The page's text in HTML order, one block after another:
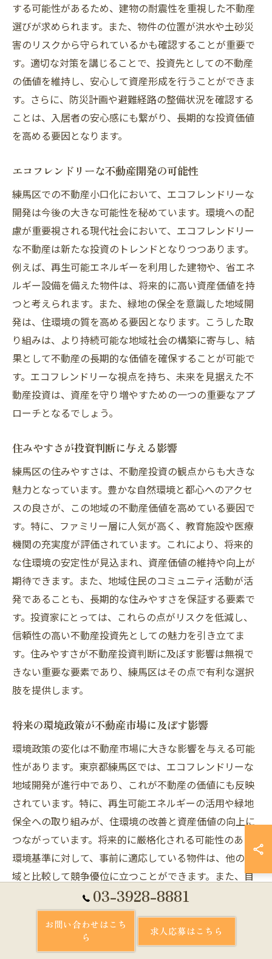
する可能性があるため、建物の耐震性を重視した不動産
選びが求められます。また、物件の位置が洪水や土砂災
害のリスクから守られているかも確認することが重要で
す。適切な対策を講じることで、投資先としての不動産
の価値を維持し、安心して資産形成を行うことができま
す。さらに、防災計画や避難経路の整備状況を確認する
ことは、入居者の安心感にも繋がり、長期的な投資価値
を高める要因となります。
エコフレンドリーな不動産開発の可能性
練馬区での不動産小口化において、エコフレンドリーな
開発は今後の大きな可能性を秘めています。環境への配
慮が重要視される現代社会において、エコフレンドリー
な不動産は新たな投資のトレンドとなりつつあります。
例えば、再生可能エネルギーを利用した建物や、省エネ
ルギー設備を備えた物件は、将来的に高い資産価値を持
つと考えられます。また、緑地の保全を意識した地域開
発は、住環境の質を高める要因となります。こうした取
り組みは、より持続可能な地域社会の構築に寄与し、結
果として不動産の長期的な価値を確保することが可能で
す。エコフレンドリーな視点を持ち、未来を見据えた不
動産投資は、資産を守り増やすための一つの重要なアプ
ローチとなるでしょう。
住みやすさが投資判断に与える影響
練馬区の住みやすさは、不動産投資の観点からも大きな
魅力となっています。豊かな自然環境と都心へのアクセ
スの良さが、この地域の不動産価値を高めている要因で
す。特に、ファミリー層に人気が高く、教育施設や医療
機関の充実度が評価されています。これにより、将来的
な住環境の安定性が見込まれ、資産価値の維持や向上が
期待できます。また、地域住民のコミュニティ活動が活
発であることも、長期的な住みやすさを保証する要素で
す。投資家にとっては、これらの点がリスクを低減し、
信頼性の高い不動産投資先としての魅力を引き立てま
す。住みやすさが不動産投資判断に及ぼす影響は無視で
きない重要な要素であり、練馬区はその点で有利な選択
肢を提供します。
将来の環境政策が不動産市場に及ぼす影響
環境政策の変化は不動産市場に大きな影響を与える可能
性があります。東京都練馬区では、エコフレンドリーな
地域開発が進行中であり、これが不動産の価値にも反映
されています。特に、再生可能エネルギーの活用や緑地
保全への取り組みが、住環境の改善と資産価値の向上に
つながっています。将来的に厳格化される可能性のある
環境基準に対して、事前に適応している物件は、他の地
域と比較して競争優位に立つことができます。また、自
治体の支援策や補助金の活用が、より持続可能な開発を
促進し、不動産市場の持続的成長を支える要因となって
います。投資家にとっては、環境政策の動向を注視し、
エコフレンドリーな不動産を選ぶことで、長期的な利益
03-3928-8881
お問い合わせはこち
ら
求人応募はこちら